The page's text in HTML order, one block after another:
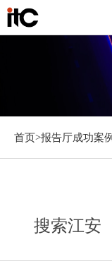
首页>报告厅成功案例
搜索江安